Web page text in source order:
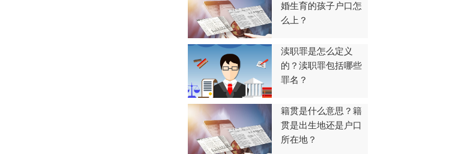
婚生育的孩子户口怎
么上？
渎职罪是怎么定义
的？渎职罪包括哪些
罪名？
籍贯是什么意思？籍
贯是出生地还是户口
所在地？